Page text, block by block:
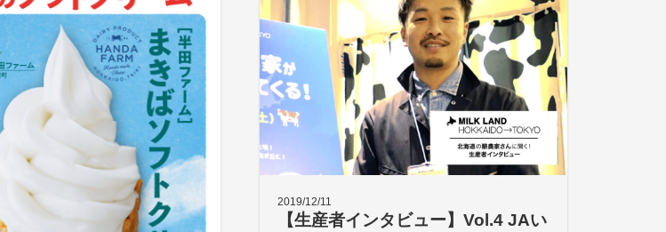
2019/12/11
【生産者インタビュー】Vol.4 JAい